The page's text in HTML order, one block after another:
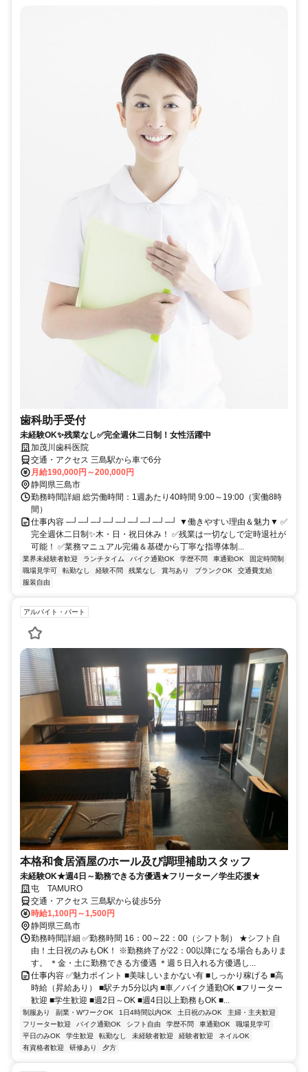
歯科助手受付
未経験OK✨残業なし✅完全週休二日制！女性活躍中
加茂川歯科医院
交通・アクセス 三島駅から車で6分
月給190,000円～200,000円
静岡県三島市
勤務時間詳細 総労働時間：1週あたり40時間 9:00～19:00（実働8時
間）
仕事内容 ─┘─┘─┘─┘─┘─┘─┘─┘─┘ ▼働きやすい理由＆魅力▼ ✅
完全週休二日制✨木・日・祝日休み！ ✅残業は一切なしで定時退社が
可能！ ✅業務マニュアル完備＆基礎から丁寧な指導体制...
業界未経験者歓迎 ランチタイム バイク通勤OK 学歴不問 車通勤OK
固定時間制
職場見学可
転勤なし 経験不問 残業なし 賞与あり ブランクOK
交通費支給
服装自由
アルバイト・パート
本格和食居酒屋のホール及び調理補助スタッフ
未経験OK★週4日～勤務できる方優遇★フリーター／学生応援★
屯 TAMURO
交通・アクセス 三島駅から徒歩5分
時給1,100円～1,500円
静岡県三島市
勤務時間詳細 ✅勤務時間 16：00～22：00（シフト制） ★シフト自
由！土日祝のみもOK！ ※勤務終了が22：00以降になる場合もありま
す。 ＊金・土に勤務できる方優遇 ＊週５日入れる方優遇し...
仕事内容 ✅魅力ポイント ■美味しいまかない有 ■しっかり稼げる ■高
時給（昇給あり） ■駅チカ5分以内 ■車／バイク通勤OK ■フリーター
歓迎 ■学生歓迎 ■週2日～OK ■週4日以上勤務もOK ■...
制服あり 副業・WワークOK 1日4時間以内OK 土日祝のみOK
主婦・主夫歓迎
フリーター歓迎
バイク通勤OK シフト自由 学歴不問 車通勤OK
職場見学可
平日のみOK
学生歓迎 転勤なし 未経験者歓迎 経験者歓迎
ネイルOK
有資格者歓迎
研修あり 夕方